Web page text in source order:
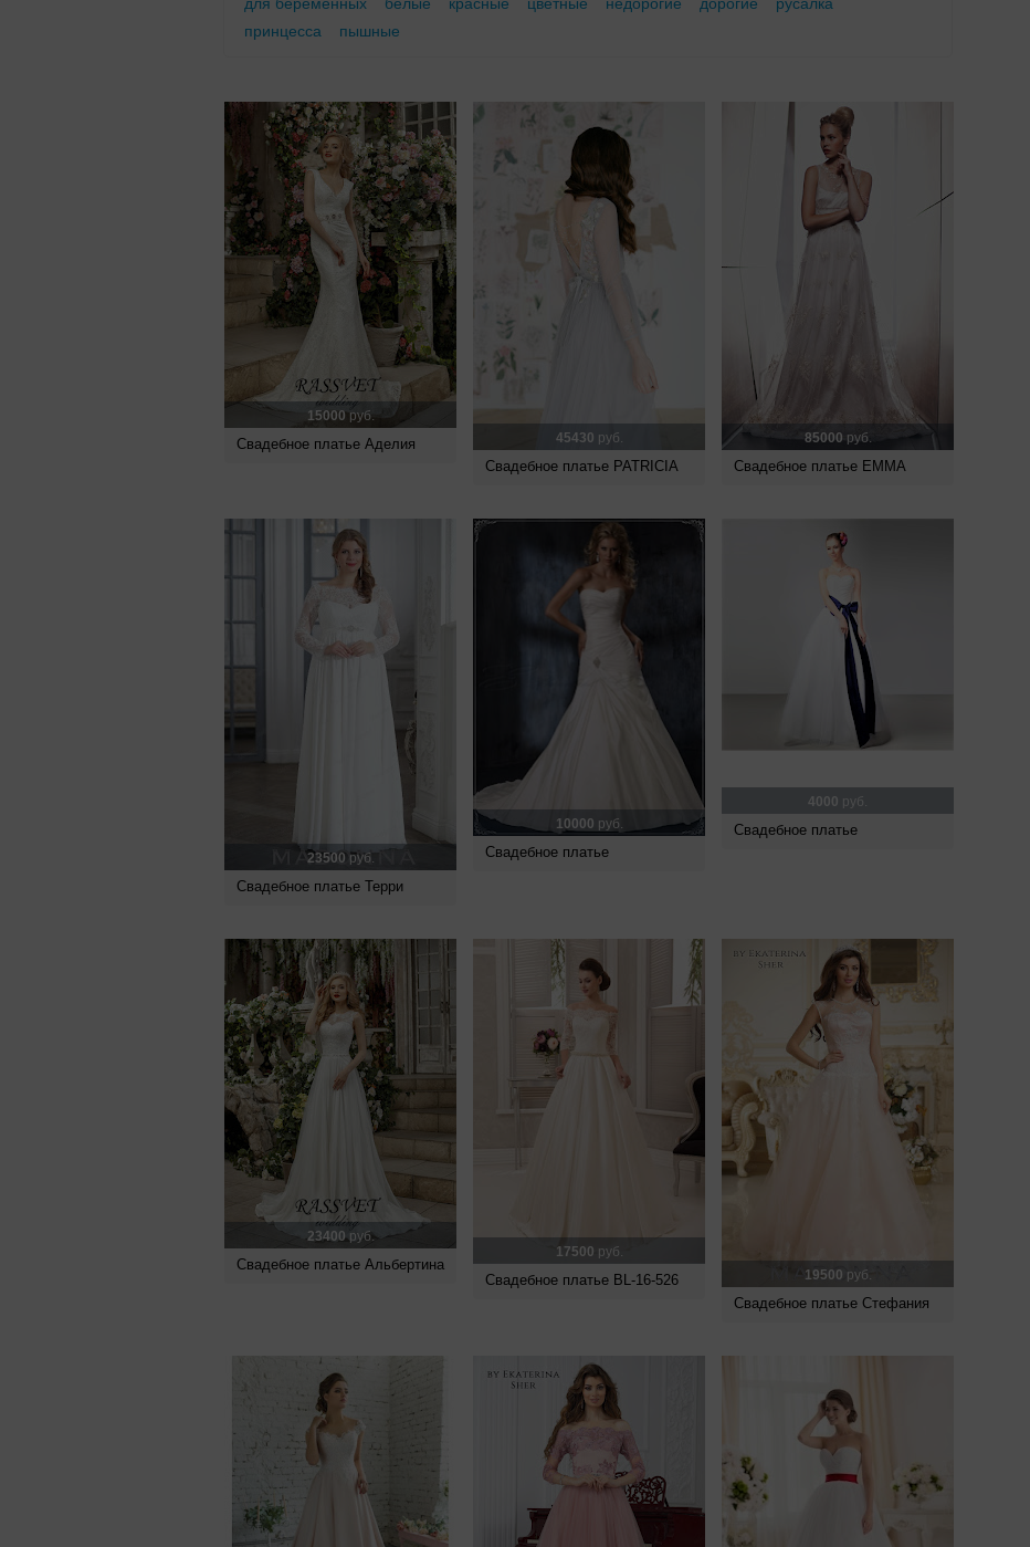
принцесса
пышные
15000руб.
Свадебное платье Аделия 45430 руб.
Свадебное платье PATRICIA
85000 руб.
Свадебное платье EMMA
23500 руб.
Свадебное платье Терри
10000 руб.
Свадебное платье
4000 руб.
Свадебное платье
23400руб.
Свадебное платье Альбертина
17500 руб.
Свадебное платье BL-16-526 19500 руб.
Свадебное платье Стефания